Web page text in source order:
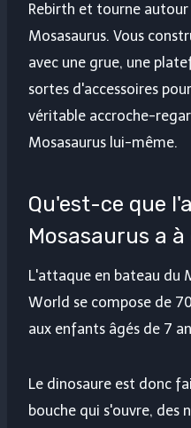
Rebirth et tourne
Mosasaurus. Vous
avec une grue, une
sortes d'accessoires
véritable accroche-
Mosasaurus lui-même.
Qu'est-ce que
Mosasaurus a
L'attaque en bateau du
World se compose de
aux enfants âgés de 7
Le dinosaure est donc
bouche qui s'ouvre, des